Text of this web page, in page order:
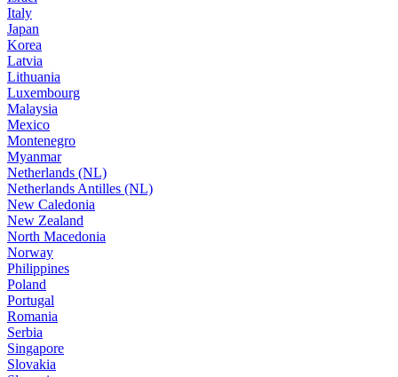
Italy
Japan
Korea
Latvia
Lithuania
Luxembourg
Malaysia
Mexico
Montenegro
Myanmar
Netherlands (NL)
Netherlands Antilles (NL)
New Caledonia
New Zealand
North Macedonia
Norway
Philippines
Poland
Portugal
Romania
Serbia
Singapore
Slovakia